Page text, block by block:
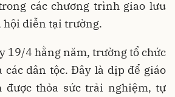
các chương trình giao lưu
hội diễn tại trường.
19/4 hằng năm, trường tổ chức
các dân tộc. Đây là dịp để giáo
được thỏa sức trải nghiệm, tự